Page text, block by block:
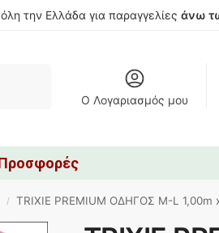
την Ελλάδα για παραγγελίες άνω
Ο Λογαριασμός μου
/ TRIXIE PREMIUM ΟΔΗΓΟΣ M-L 1,00m